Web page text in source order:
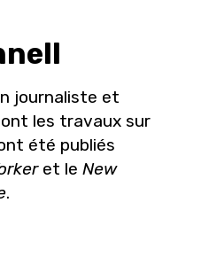
journaliste et
les travaux sur
été publiés
et le New
.